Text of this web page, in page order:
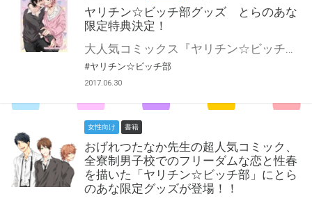
ヤリチン☆ビッチ部グッズ とらのあな
限定特典決定！
#ヤリチン☆ビッチ部
2017.06.30
女性向け 書籍
おげれつたなか先生の超人気コミック、
全寮制男子校でのフリーダムな恋と性春
を描いた「ヤリチン☆ビッチ部」にとら
のあな限定グッズが登場！！